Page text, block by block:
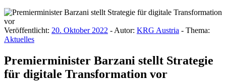
Veröffentlicht: 20. Oktober 2022 - Autor: KRG Austria - Thema:
Aktuelles
Premierminister Barzani stellt Strategie
für digitale Transformation vor